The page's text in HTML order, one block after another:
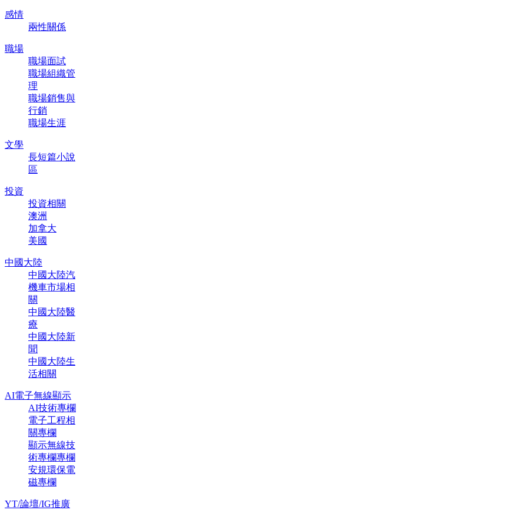
感情
兩性關係
職場
職場面試
職場組織管
理
職場銷售與
行銷
職場生涯
文學
長短篇小說
區
投資
投資相關
澳洲
加拿大
美國
中國大陸
中國大陸汽
機車市場相
關
中國大陸醫
療
中國大陸新
聞
中國大陸生
活相關
AI電子無線顯示
AI技術專欄
電子工程相
關專欄
顯示無線技
術專欄專欄
安規環保電
磁專欄
YT/論壇/IG推廣